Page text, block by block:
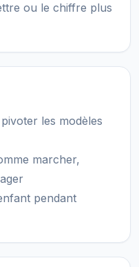
ou le chiffre plus
les modèles
marcher,
pendant